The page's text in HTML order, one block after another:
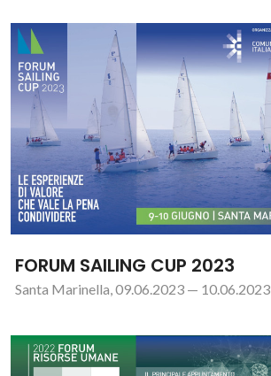
FORUM SAILING CUP 2023
Santa Marinella, 09.06.2023 — 10.06.2023